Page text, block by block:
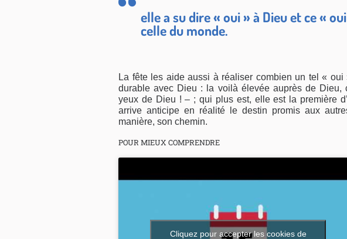
elle a su dire « oui » à Dieu et ce «
celle du monde.
La fête les aide aussi à réaliser combien un tel «
durable avec Dieu : la voilà élevée auprès de Dieu,
yeux de Dieu ! – ; qui plus est, elle est la première
arrive anticipe en réalité le destin promis aux
manière, son chemin.
POUR MIEUX COMPRENDRE
Cliquez pour accepter les cookies de